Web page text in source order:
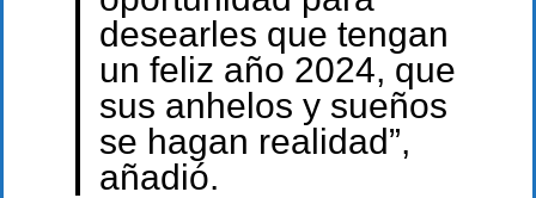
desearles que tengan
un feliz año 2024, que
sus anhelos y sueños
se hagan realidad”,
añadió.